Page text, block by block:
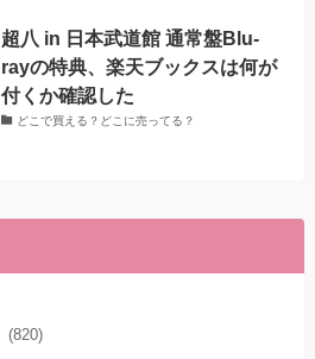
超八 in 日本武道館 通常盤Blu-
rayの特典、楽天ブックスは何が
付くか確認した
どこで買える？どこに売ってる？
(820)